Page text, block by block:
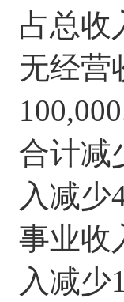
占总收
无经营
100,000
合计减
入减少
事业收
入减少